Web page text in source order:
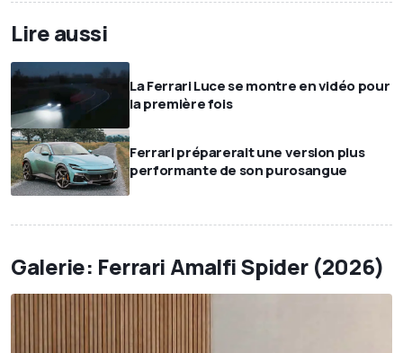
Lire aussi
La Ferrari Luce se montre en vidéo pour
la première fois
Ferrari préparerait une version plus
performante de son purosangue
Galerie: Ferrari Amalfi Spider (2026)